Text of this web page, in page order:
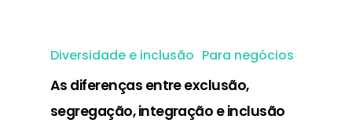
Diversidade e inclusão Para negócios
As diferenças entre exclusão,
segregação, integração e inclusão